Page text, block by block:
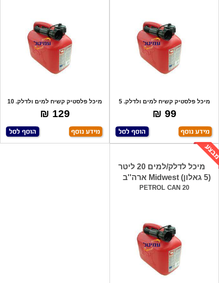
מיכל פלסטיק קשיח למים ולדלק. 5
ליטר. כו
99 ₪
מיכל פלסטיק קשיח למים ולדלק. 10
ליטר. כ
129 ₪
מיכל לדלק/למים 20 ליטר
(5 גאלון) Midwest ארה''ב
PETROL CAN 20